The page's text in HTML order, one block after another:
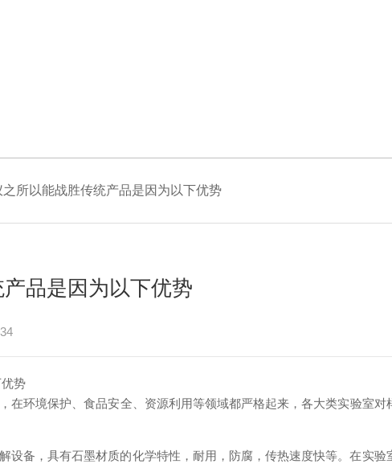
之所以能战胜传统产品是因为以下优势
品是因为以下优势
势
境保护、食品安全、资源利用等领域都严格起来，各大类实验室
有石墨材质的化学特性，耐用，防腐，传热速度快等。在实